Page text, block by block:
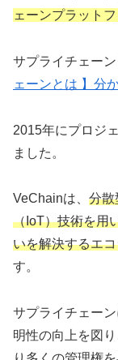
ェーンプラット
サプライチェー
ェーンとは 】分
2015年にプロジ
ました。
VeChainは、 分散
（IoT）技術を用
いを解決するエ
す。
サプライチェー
明性の向上を図